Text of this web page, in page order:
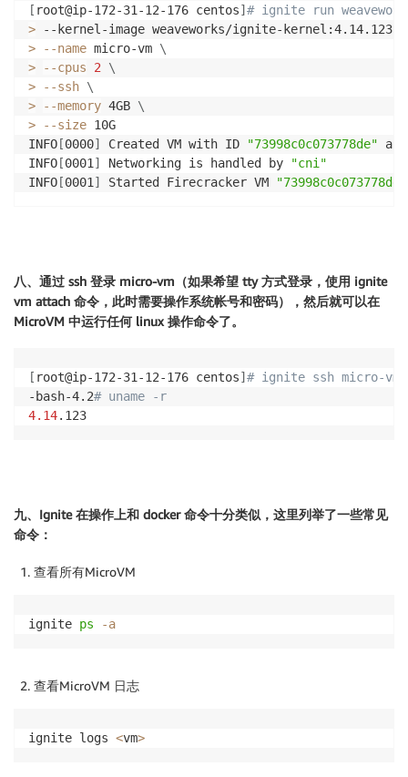
[ root@ip-172-31-12-176 centos] # ignite run
> --kernel-image weaveworks/ignite-kernel:4.14.123
>
--name micro-vm \
>
--cpus 2
\
>
--ssh \
>
--memory 4GB \
>
--size 10G
INFO [0000] Created VM with ID "73998c0c073778de"
INFO [0001 ] Networking is handled by
"cni"
INFO [0001 ] Started Firecracker VM "73998c0c073778de"
八、通过 ssh 登录 micro-vm（如果希望 tty 方式登录，使用 ignite
vm attach 命令，此时需要操作系统帐号和密码），然后就可以在
MicroVM 中运行任何 linux 操作命令了。
[ root@ip-172-31-12-176 centos] # ignite ssh micro-vm
-bash-4.2# uname -r
4.14.123
九、Ignite 在操作上和 docker 命令十分类似，这里列举了一些常见
命令：
查看所有MicroVM
ignite ps -a
查看MicroVM 日志
ignite logs <vm>